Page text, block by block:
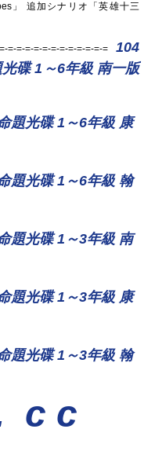
」 追加シナリオ「英雄十三
=-=-=-=-=-=-=-=-=-=-=-= 104
碟 1～6年級 南一版
題光碟 1～6年級 康
題光碟 1～6年級 翰
題光碟 1～3年級 南
題光碟 1～3年級 康
題光碟 1～3年級 翰
c c